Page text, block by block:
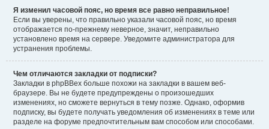
Я изменил часовой пояс, но время все равно неправильное!
Если вы уверены, что правильно указали часовой пояс, но время
отображается по-прежнему неверное, значит, неправильно
установлено время на сервере. Уведомите администратора для
устранения проблемы.
Чем отличаются закладки от подписки?
Закладки в phpBBex больше похожи на закладки в вашем веб-
браузере. Вы не будете предупреждены о произошедших
изменениях, но сможете вернуться в тему позже. Однако, оформив
подписку, вы будете получать уведомления об изменениях в теме или
разделе на форуме предпочтительным вам способом или способами.